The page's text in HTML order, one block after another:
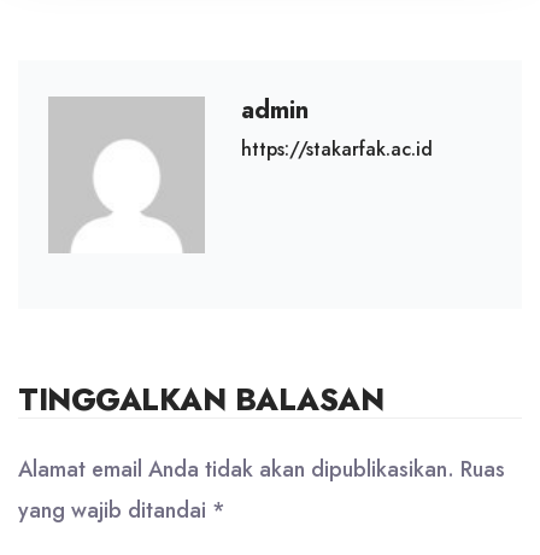
admin
https://stakarfak.ac.id
TINGGALKAN BALASAN
Alamat email Anda tidak akan dipublikasikan. Ruas
yang wajib ditandai *